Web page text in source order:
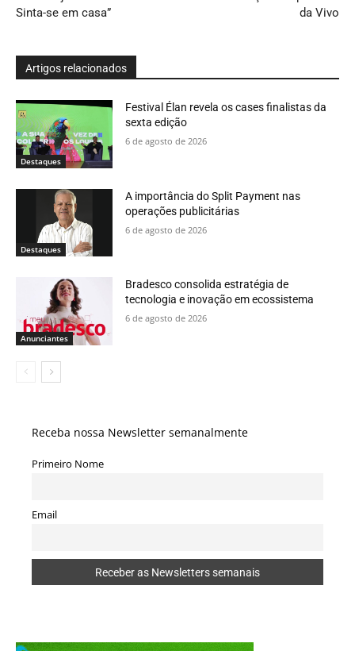
Sinta-se em casa”
da Vivo
Artigos relacionados
Destaques
Festival Élan revela os cases finalistas da
sexta edição
6 de agosto de 2026
Destaques
A importância do Split Payment nas
operações publicitárias
6 de agosto de 2026
Anunciantes
Bradesco consolida estratégia de
tecnologia e inovação em ecossistema
6 de agosto de 2026
Receba nossa Newsletter semanalmente
Primeiro Nome
Email